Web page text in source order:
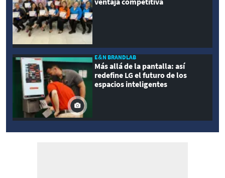
E&N BRANDLAB
Más allá de la pantalla: así
redefine LG el futuro de los
espacios inteligentes